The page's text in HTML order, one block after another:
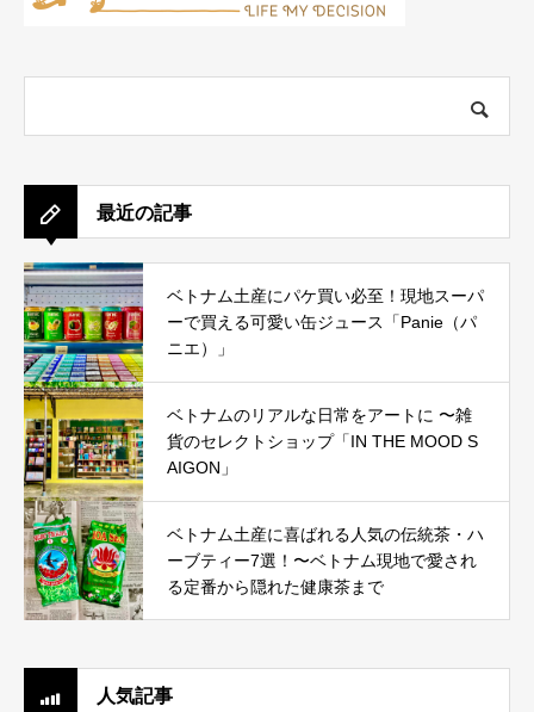
最近の記事
ベトナム土産にパケ買い必至！現地スーパ
ーで買える可愛い缶ジュース「Panie（パ
ニエ）」
ベトナムのリアルな日常をアートに 〜雑
貨のセレクトショップ「IN THE MOOD S
AIGON」
ベトナム土産に喜ばれる人気の伝統茶・ハ
ーブティー7選！〜ベトナム現地で愛され
る定番から隠れた健康茶まで
人気記事